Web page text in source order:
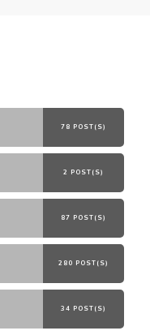
78 POST(S)
2 POST(S)
87 POST(S)
280 POST(S)
34 POST(S)